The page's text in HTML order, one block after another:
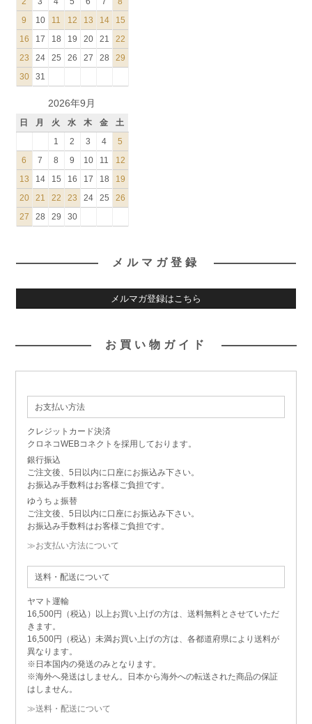
9
10 11 12 13 14
15
16
17 18 19 20 21
22
23
24 25 26 27 28
29
30
31
2026年9月
日 月 火 水 木 金
土
1
2 3 4
5
6
7 8 9 10 11
12
13
14 15 16 17 18
19
20
21 22 23 24 25
26
27
28 29 30
メルマガ登録
メルマガ登録はこちら
お買い物ガイド
お支払い方法
クレジットカード決済
クロネコWEBコネクトを採用しております。
銀行振込
ご注文後、5日以内に口座にお振込み下さい。
お振込み手数料はお客様ご負担です。
ゆうちょ振替
ご注文後、5日以内に口座にお振込み下さい。
お振込み手数料はお客様ご負担です。
≫お支払い方法について
送料・配送について
ヤマト運輸
16,500円（税込）以上お買い上げの方は、送料無料とさせていただ
きます。
16,500円（税込）未満お買い上げの方は、各都道府県により送料が
異なります。
※日本国内の発送のみとなります。
※海外へ発送はしません。日本から海外への転送された商品の保証
はしません。
≫送料・配送について